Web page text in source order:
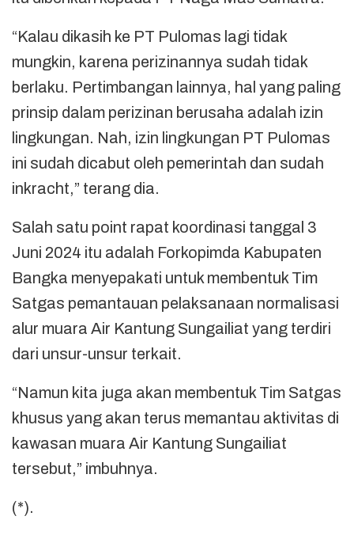
“Kalau dikasih ke PT Pulomas lagi tidak
mungkin, karena perizinannya sudah tidak
berlaku. Pertimbangan lainnya, hal yang paling
prinsip dalam perizinan berusaha adalah izin
lingkungan. Nah, izin lingkungan PT Pulomas
ini sudah dicabut oleh pemerintah dan sudah
inkracht,” terang dia.
Salah satu point rapat koordinasi tanggal 3
Juni 2024 itu adalah Forkopimda Kabupaten
Bangka menyepakati untuk membentuk Tim
Satgas pemantauan pelaksanaan normalisasi
alur muara Air Kantung Sungailiat yang terdiri
dari unsur-unsur terkait.
“Namun kita juga akan membentuk Tim Satgas
khusus yang akan terus memantau aktivitas di
kawasan muara Air Kantung Sungailiat
tersebut,” imbuhnya.
(*).